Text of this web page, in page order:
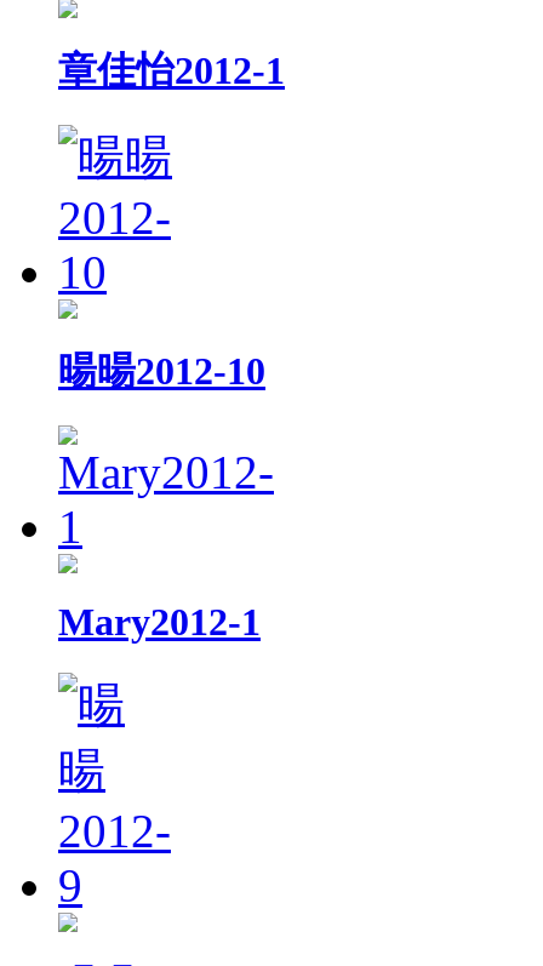
章佳怡2012-1
暘暘2012-10
Mary2012-1